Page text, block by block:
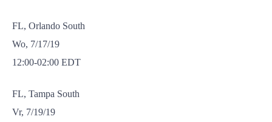
FL, Orlando South
Wo, 7/17/19
12:00-02:00 EDT
FL, Tampa South
Vr, 7/19/19